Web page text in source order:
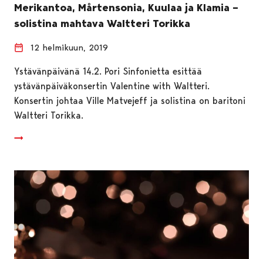
Merikantoa, Mårtensonia, Kuulaa ja Klamia –
solistina mahtava Waltteri Torikka
12 helmikuun, 2019
Ystävänpäivänä 14.2. Pori Sinfonietta esittää
ystävänpäiväkonsertin Valentine with Waltteri.
Konsertin johtaa Ville Matvejeff ja solistina on baritoni
Waltteri Torikka.